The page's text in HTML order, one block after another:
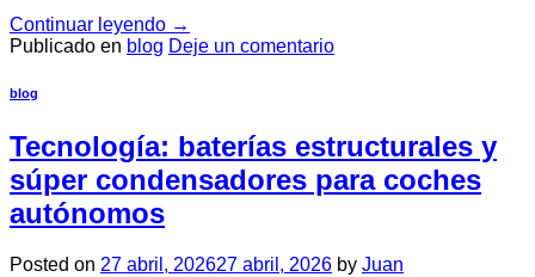
Continuar leyendo →
Publicado en blog Deje un comentario
blog
Tecnología: baterías estructurales y
súper condensadores para coches
autónomos
Posted on 27 abril, 202627 abril, 2026 by Juan